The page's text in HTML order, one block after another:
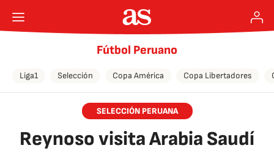
Fútbol Peruano
Liga1 Selección Copa América Copa Libertadores
SELECCIÓN PERUANA
Reynoso visita Arabia Saudí